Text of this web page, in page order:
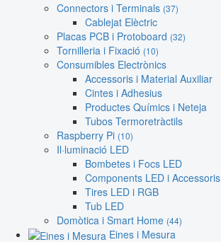
Connectors i Terminals (37)
Cablejat Elèctric
Placas PCB i Protoboard (32)
Tornilleria i Fixació (10)
Consumibles Electrònics
Accessoris i Material Auxiliar
Cintes i Adhesius
Productes Químics i Neteja
Tubos Termoretràctils
Raspberry Pi (10)
Il·luminació LED
Bombetes i Focs LED
Components LED i Accessoris
Tires LED i RGB
Tub LED
Domòtica i Smart Home (44)
Eines i Mesura